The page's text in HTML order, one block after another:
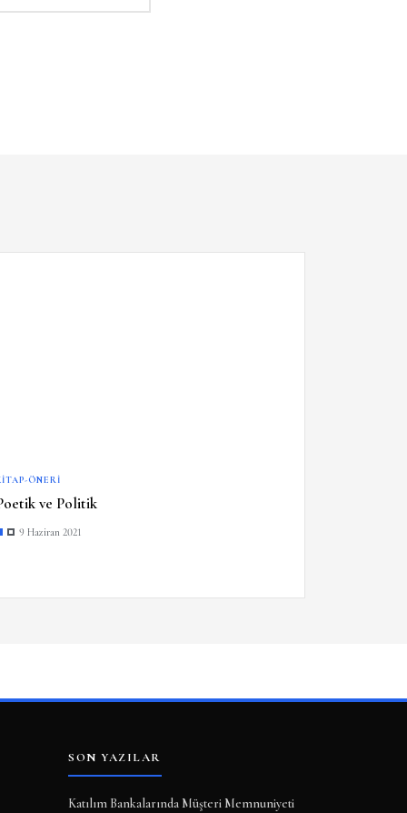
ÖNERI
ve Politik
9 Haziran 2021
SON YAZILAR
Katılım Bankalarında Müşteri Memnuniyeti